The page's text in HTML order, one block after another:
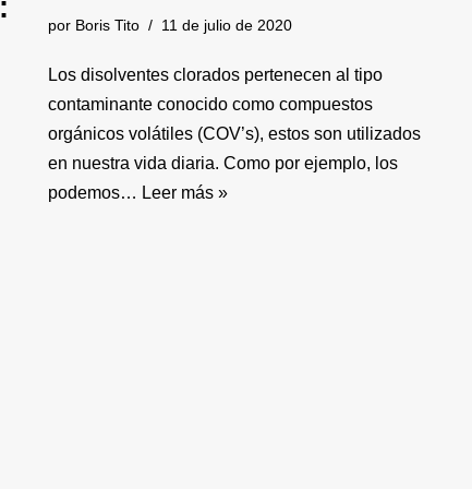
por Boris Tito 11 de julio de 2020
Los disolventes clorados pertenecen al tipo
contaminante conocido como compuestos
orgánicos volátiles (COV’s), estos son utilizados
en nuestra vida diaria. Como por ejemplo, los
podemos… Leer más »